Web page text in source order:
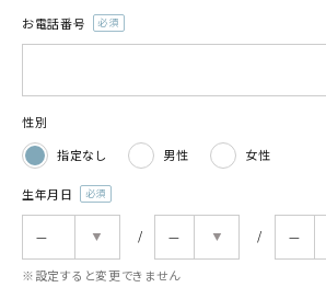
お電話番号
性別
指定なし
男性 女性
生年月日
※設定すると変更できません